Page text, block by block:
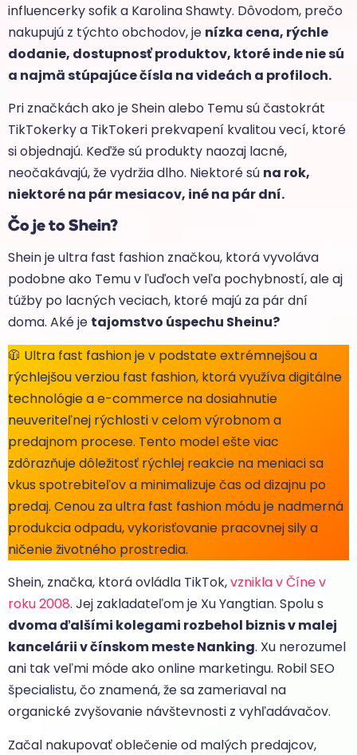
influencerky sofik a Karolina Shawty. Dôvodom, prečo
nakupujú z týchto obchodov, je nízka cena, rýchle
dodanie, dostupnosť produktov, ktoré inde nie sú
a najmä stúpajúce čísla na videách a profiloch.
Pri značkách ako je Shein alebo Temu sú častokrát
TikTokerky a TikTokeri prekvapení kvalitou vecí, ktoré
si objednajú. Keďže sú produkty naozaj lacné,
neočakávajú, že vydržia dlho. Niektoré sú na rok,
niektoré na pár mesiacov, iné na pár dní.
Čo je to Shein?
Shein je ultra fast fashion značkou, ktorá vyvoláva
podobne ako Temu v ľuďoch veľa pochybností, ale aj
túžby po lacných veciach, ktoré majú za pár dní
doma. Aké je tajomstvo úspechu Sheinu?
🧥 Ultra fast fashion je v podstate extrémnejšou a
rýchlejšou verziou fast fashion, ktorá využíva digitálne
technológie a e-commerce na dosiahnutie
neuveriteľnej rýchlosti v celom výrobnom a
predajnom procese. Tento model ešte viac
zdôrazňuje dôležitosť rýchlej reakcie na meniaci sa
vkus spotrebiteľov a minimalizuje čas od dizajnu po
predaj. Cenou za ultra fast fashion módu je nadmerná
produkcia odpadu, vykorisťovanie pracovnej sily a
ničenie životného prostredia.
Shein, značka, ktorá ovládla TikTok,vznikla v Číne v
roku 2008. Jej zakladateľom je Xu Yangtian. Spolu s
dvoma ďalšími kolegami rozbehol biznis v malej
kancelárii v čínskom meste Nanking. Xu nerozumel
ani tak veľmi móde ako online marketingu. Robil SEO
špecialistu, čo znamená, že sa zameriaval na
organické zvyšovanie návštevnosti z vyhľadávačov.
Začal nakupovať oblečenie od malých predajcov,